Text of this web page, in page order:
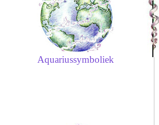
Aquariussymboliek